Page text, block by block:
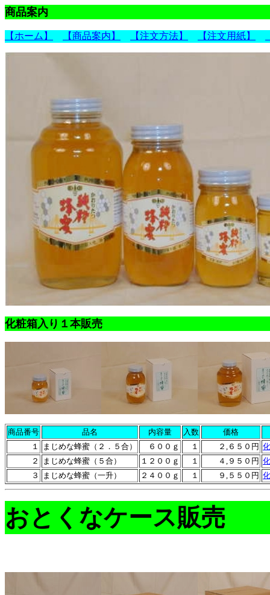
商品案内
【ホーム】 【商品案内】 【注文方法】 【注文用紙】
化粧箱入り１本販売
商品番号 品名 内容量 入数
価格
１
まじめな蜂蜜（２．５合） ６００ｇ １ ２ , ６５０円
２
まじめな蜂蜜（５合） １２００ｇ １ ４ , ９５０円
３
まじめな蜂蜜（一升） ２４００ｇ １ ９ , ５５０円
おとくなケース販売